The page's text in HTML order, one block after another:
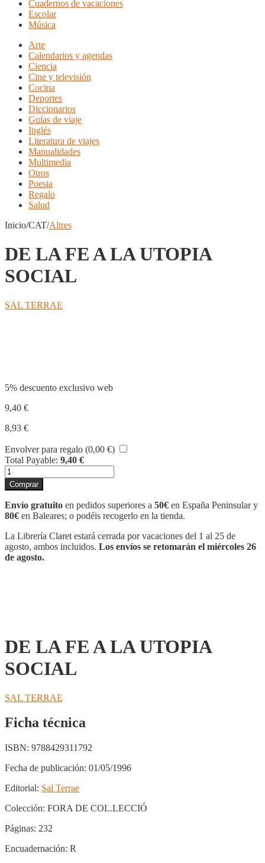
Cuadernos de vacaciones
Escolar
Música
Arte
Calendarios y agendas
Ciencia
Cine y televisión
Cocina
Deportes
Diccionarios
Guías de viaje
Inglés
Literatura de viajes
Manualidades
Multimedia
Otros
Poesia
Regalo
Salud
Inicio/CAT/Altres
DE LA FE A LA UTOPIA
SOCIAL
SAL TERRAE
5% descuento exclusivo web
9,40 €
8,93 €
Envolver para regalo (0,00 €)
Total Payable: 9,40 €
DE
LA
FE
A
LA
SOCIAL
cantidad
Comprar
Envío gratuito en pedidos superiores a 50€ en España Peninsular y
80€ en Baleares; o podéis recogerlo en la tienda.
La Librería Claret estará cerrada por vacaciones del 1 al 25 de
agosto, ambos incluidos. Los envíos se retomarán el miércoles 26
de agosto.
DE LA FE A LA UTOPIA
SOCIAL
SAL TERRAE
Ficha técnica
ISBN: 9788429311792
Fecha de publicación: 01/05/1996
Editorial: Sal Terrae
Colección: FORA DE COL.LECCIÓ
Páginas: 232
Encuadernación: R